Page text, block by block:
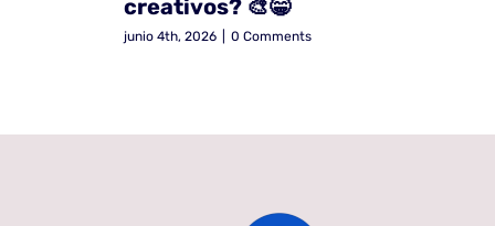
creativos? 🎨😁
junio 4th, 2026 0 Comments